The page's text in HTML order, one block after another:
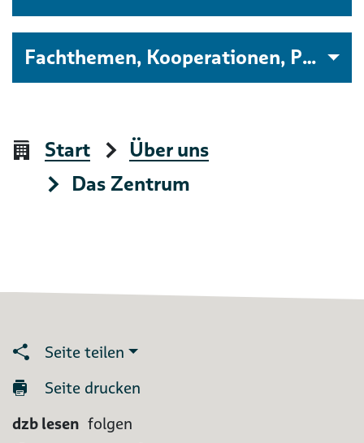
Fachthemen, Kooperationen, Projekte
Start
Über uns
Das Zentrum
Seite teilen
Seite drucken
dzb lesen folgen